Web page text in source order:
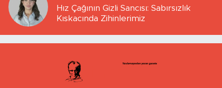
Hız Çağının Gizli Sancısı: Sabırsızlık
Kıskacında Zihinlerimiz